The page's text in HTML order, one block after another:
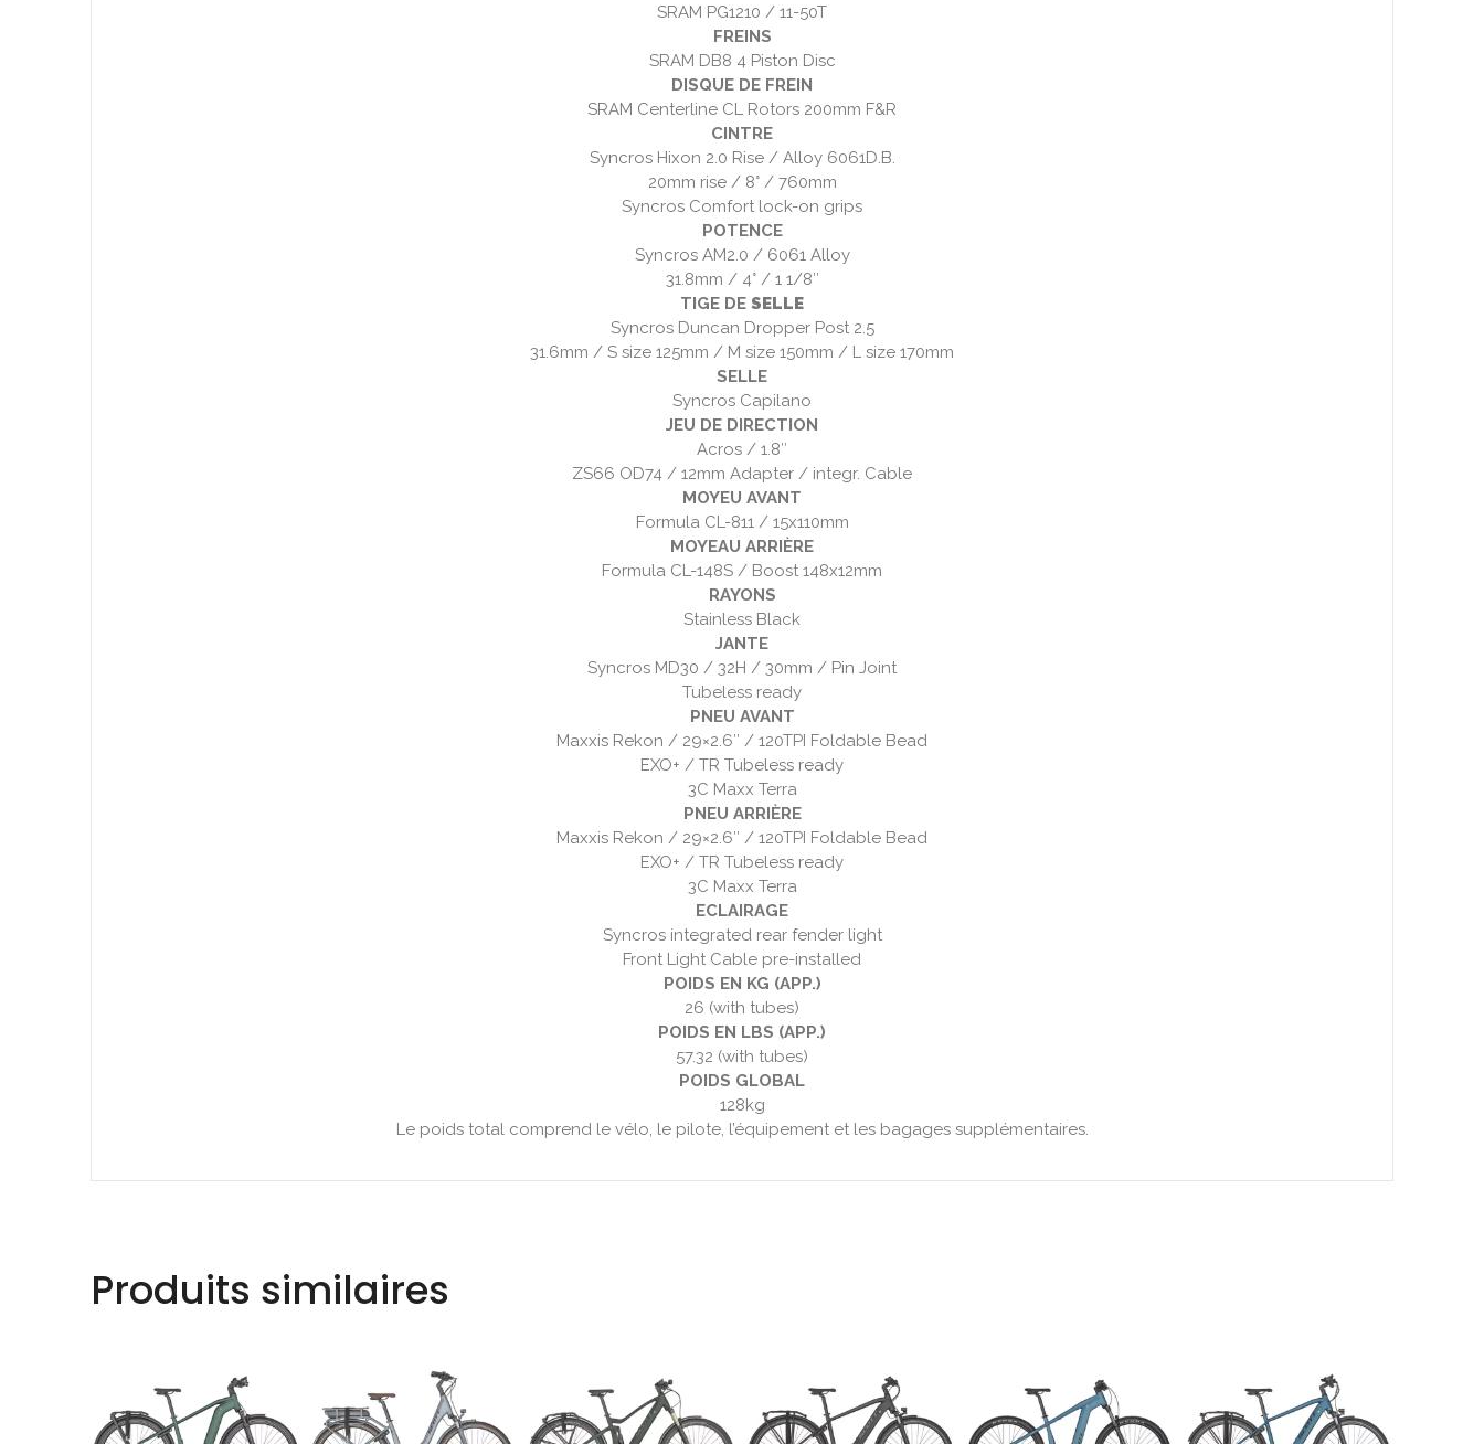
SRAM PG1210 / 11-50T
FREINS
SRAM DB8 4 Piston Disc
DISQUE DE FREIN
SRAM Centerline CL Rotors 200mm F&R
CINTRE
Syncros Hixon 2.0 Rise / Alloy 6061D.B.
20mm rise / 8° / 760mm
Syncros Comfort lock-on grips
POTENCE
Syncros AM2.0 / 6061 Alloy
31.8mm / 4° / 1 1/8″
TIGE DE SELLE
Syncros Duncan Dropper Post 2.5
31.6mm / S size 125mm / M size 150mm / L size 170mm
SELLE
Syncros Capilano
JEU DE DIRECTION
Acros / 1.8″
ZS66 OD74 / 12mm Adapter / integr. Cable
MOYEU AVANT
Formula CL-811 / 15x110mm
MOYEAU ARRIÈRE
Formula CL-148S / Boost 148x12mm
RAYONS
Stainless Black
JANTE
Syncros MD30 / 32H / 30mm / Pin Joint
Tubeless ready
PNEU AVANT
Maxxis Rekon / 29×2.6″ / 120TPI Foldable Bead
EXO+ / TR Tubeless ready
3C Maxx Terra
PNEU ARRIÈRE
Maxxis Rekon / 29×2.6″ / 120TPI Foldable Bead
EXO+ / TR Tubeless ready
3C Maxx Terra
ECLAIRAGE
Syncros integrated rear fender light
Front Light Cable pre-installed
POIDS EN KG (APP.)
26 (with tubes)
POIDS EN LBS (APP.)
57.32 (with tubes)
POIDS GLOBAL
128kg
Le poids total comprend le vélo, le pilote, l’équipement et les bagages supplémentaires.
Produits similaires